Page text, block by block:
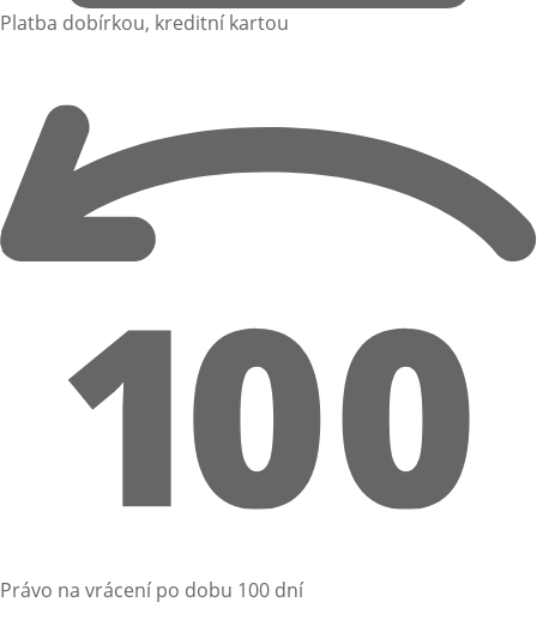
Platba dobírkou, kreditní kartou
Právo na vrácení po dobu 100 dní